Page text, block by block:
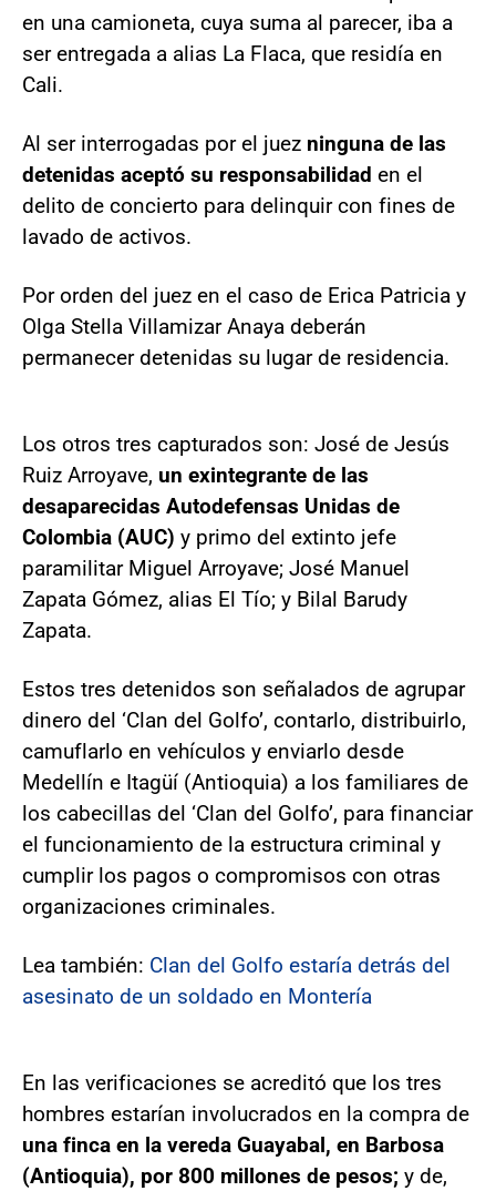
en una camioneta, cuya suma al parecer, iba a
ser entregada a alias La Flaca, que residía en
Cali.
Al ser interrogadas por el juez ninguna de las
detenidas aceptó su responsabilidad en el
delito de concierto para delinquir con fines de
lavado de activos.
Por orden del juez en el caso de Erica Patricia y
Olga Stella Villamizar Anaya deberán
permanecer detenidas su lugar de residencia.
Los otros tres capturados son: José de Jesús
Ruiz Arroyave, un exintegrante de las
desaparecidas Autodefensas Unidas de
Colombia (AUC) y primo del extinto jefe
paramilitar Miguel Arroyave; José Manuel
Zapata Gómez, alias El Tío; y Bilal Barudy
Zapata.
Estos tres detenidos son señalados de agrupar
dinero del ‘Clan del Golfo’, contarlo, distribuirlo,
camuflarlo en vehículos y enviarlo desde
Medellín e Itagüí (Antioquia) a los familiares de
los cabecillas del ‘Clan del Golfo’, para financiar
el funcionamiento de la estructura criminal y
cumplir los pagos o compromisos con otras
organizaciones criminales.
Lea también: Clan del Golfo estaría detrás del
asesinato de un soldado en Montería
En las verificaciones se acreditó que los tres
hombres estarían involucrados en la compra de
una finca en la vereda Guayabal, en Barbosa
(Antioquia), por 800 millones de pesos; y de,